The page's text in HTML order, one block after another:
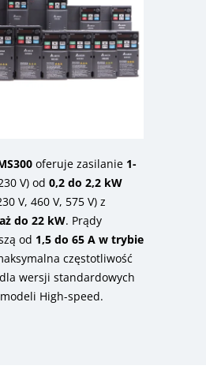
oferuje zasilanie 1-
V) od 0,2 do 2,2 kW
V, 460 V, 575 V) z
aż do 22 kW. Prądy
od 1,5 do 65 A w trybie
częstotliwość
wersji standardowych
High-speed.